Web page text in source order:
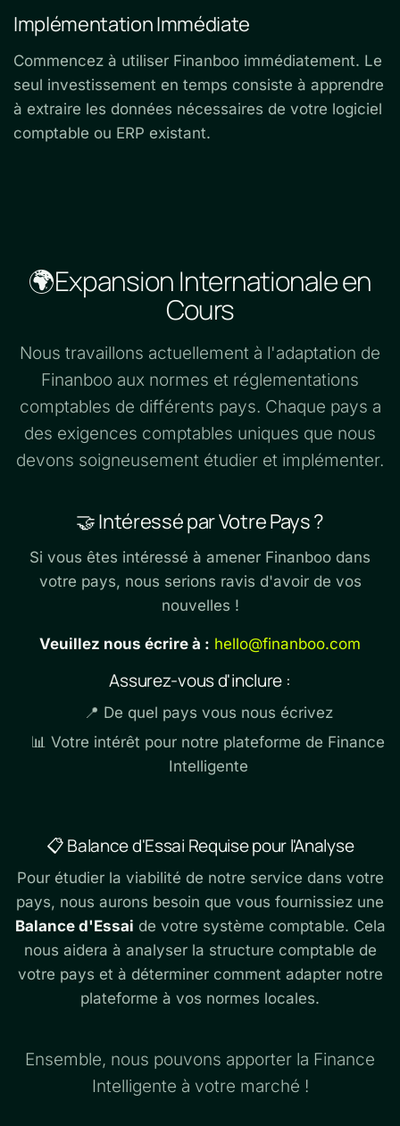
Implémentation Immédiate
Commencez à utiliser Finanboo immédiatement. Le
seul investissement en temps consiste à apprendre
à extraire les données nécessaires de votre logiciel
comptable ou ERP existant.
🌍Expansion Internationale en
Cours
Nous travaillons actuellement à l'adaptation de
Finanboo aux normes et réglementations
comptables de différents pays. Chaque pays a
des exigences comptables uniques que nous
devons soigneusement étudier et implémenter.
🤝 Intéressé par Votre Pays ?
Si vous êtes intéressé à amener Finanboo dans
votre pays, nous serions ravis d'avoir de vos
nouvelles !
Veuillez nous écrire à : hello@finanboo.com
Assurez-vous d'inclure :
📍 De quel pays vous nous écrivez
📊 Votre intérêt pour notre plateforme de Finance
Intelligente
📋 Balance d'Essai Requise pour l'Analyse
Pour étudier la viabilité de notre service dans votre
pays, nous aurons besoin que vous fournissiez une
Balance d'Essai de votre système comptable. Cela
nous aidera à analyser la structure comptable de
votre pays et à déterminer comment adapter notre
plateforme à vos normes locales.
Ensemble, nous pouvons apporter la Finance
Intelligente à votre marché !